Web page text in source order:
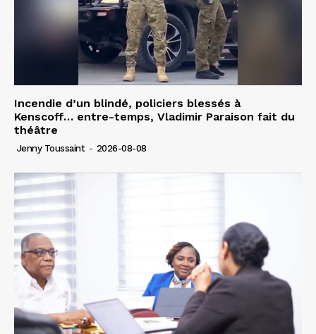
Incendie d’un blindé, policiers blessés à
Kenscoff… entre-temps, Vladimir Paraison fait du
théâtre
Jenny Toussaint - 2026-08-08